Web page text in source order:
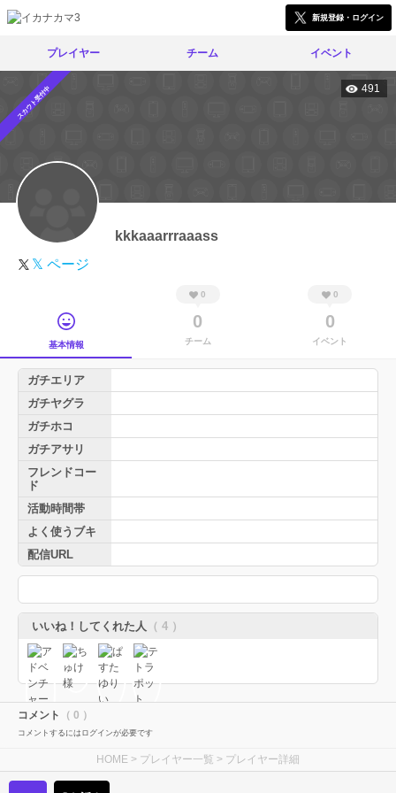
新規登録・ログイン
プレイヤー チーム イベント
スカウト受付中 491
kkkaaarrraaass
𝕏 ページ
基本情報
0
0
チーム
0
0
イベント
ガチエリア
ガチヤグラ
ガチホコ
ガチアサリ
フレンドコー
ド
活動時間帯
よく使うブキ
配信URL
いいね！してくれた人 （ 4 ）
コメント （ 0 ）
コメントするにはログインが必要です
HOME > プレイヤー一覧 > プレイヤー詳細